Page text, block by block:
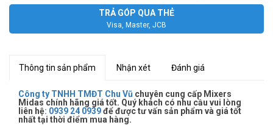
TRẢ GÓP QUA THẺ
Visa, Master, JCB
Thông tin sản phẩm Nhận xét Đánh giá
Công ty TNHH TMĐT Chu Vũ chuyên cung cấp Mixers
Midas chính hãng giá tốt. Quý khách có nhu cầu vui lòng
liên hệ: 0939 24 0939để được tư vấn sản phẩm và giá tốt
nhất tại thời điểm mua hàng.